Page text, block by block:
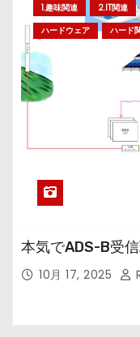
1.趣味関連 2.IT関連
ハードウェア
ハード
本気でADS-B受
10月 17, 2025